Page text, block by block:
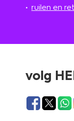
ruilen en
volg